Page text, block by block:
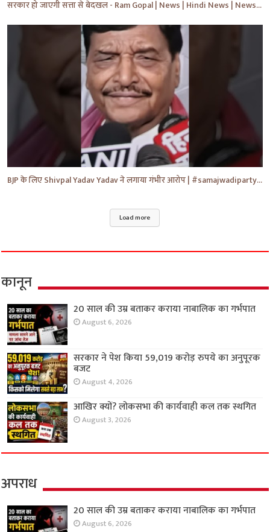
सरकार हो जाएगी सत्ता से बेदखल - Ram Gopal | News | Hindi News | News Today | #shorts #ytshorts #yt
BJP के लिए Shivpal Yadav Yadav ने लगाया गंभीर आरोप | #samajwadiparty | Akhilesh Yadav | #shorts #yt
Load more
कानून
20 साल की उम्र बताकर कराया नाबालिक का गर्भपात
August 6, 2026
सरकार ने पेश किया 59,019 करोड़ रुपये का अनुपूरक
बजट
August 4, 2026
आखिर क्यों? लोकसभा की कार्यवाही कल तक स्थगित
August 3, 2026
अपराध
20 साल की उम्र बताकर कराया नाबालिक का गर्भपात
August 6, 2026